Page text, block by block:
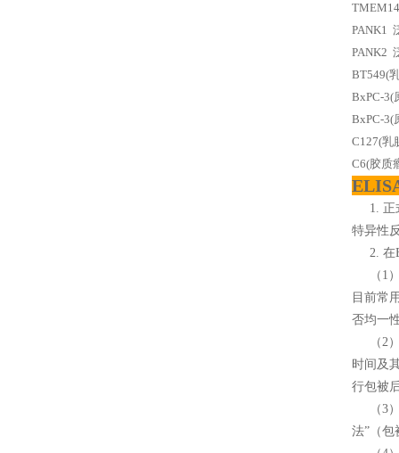
PANK1
PANK2
BT549(
BxPC-3(
BxPC-3(
C127(乳
C6(胶质
1. 正
特异性
2. 在
（1）
目前常
否均一
（2）
时间及
行包被
（3）
法”（